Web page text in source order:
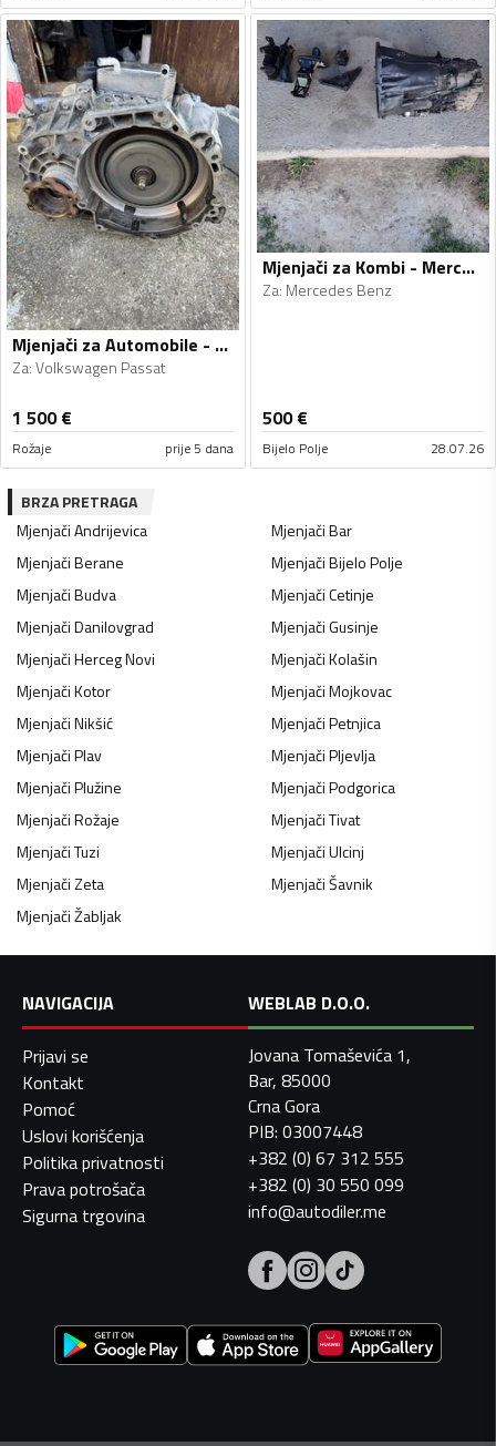
Mjenjači za Automobile - Volkswagen - Passat - 2014, 2015
Za:Volkswagen Passat
1 500€
Rožaje prije 5 dana
Mjenjači za Kombi - Mercedes Benz - 2004
Za: Mercedes Benz
500€
Bijelo Polje 28.07.26
BRZA PRETRAGA
MjenjačiAndrijevica MjenjačiBar
MjenjačiBerane MjenjačiBijelo Polje
MjenjačiBudva MjenjačiCetinje
MjenjačiDanilovgrad MjenjačiGusinje
MjenjačiHerceg Novi MjenjačiKolašin
MjenjačiKotor MjenjačiMojkovac
MjenjačiNikšić MjenjačiPetnjica
MjenjačiPlav MjenjačiPljevlja
MjenjačiPlužine MjenjačiPodgorica
MjenjačiRožaje MjenjačiTivat
MjenjačiTuzi MjenjačiUlcinj
MjenjačiZeta MjenjačiŠavnik
MjenjačiŽabljak
NAVIGACIJA
Prijavi se
Kontakt
Pomoć
Uslovi korišćenja
Politika privatnosti
Prava potrošača
Sigurna trgovina
WEBLAB D.O.O.
Jovana Tomaševića 1,
Bar, 85000
Crna Gora
PIB: 03007448
+382 (0) 67 312 555
+382 (0) 30 550 099
info@autodiler.me